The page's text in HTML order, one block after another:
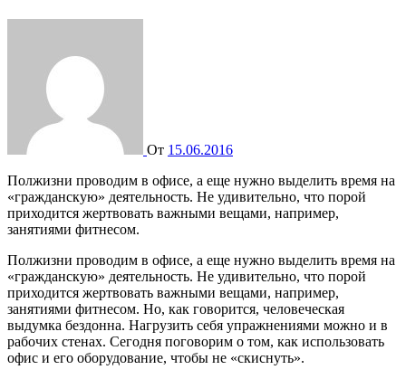
От 15.06.2016
Полжизни проводим в офисе, а еще нужно выделить время на
«гражданскую» деятельность. Не удивительно, что порой
приходится жертвовать важными вещами, например,
занятиями фитнесом.
Полжизни проводим в офисе, а еще нужно выделить время на
«гражданскую» деятельность. Не удивительно, что порой
приходится жертвовать важными вещами, например,
занятиями фитнесом. Но, как говорится, человеческая
выдумка бездонна. Нагрузить себя упражнениями можно и в
рабочих стенах. Сегодня поговорим о том, как использовать
офис и его оборудование, чтобы не «скиснуть».